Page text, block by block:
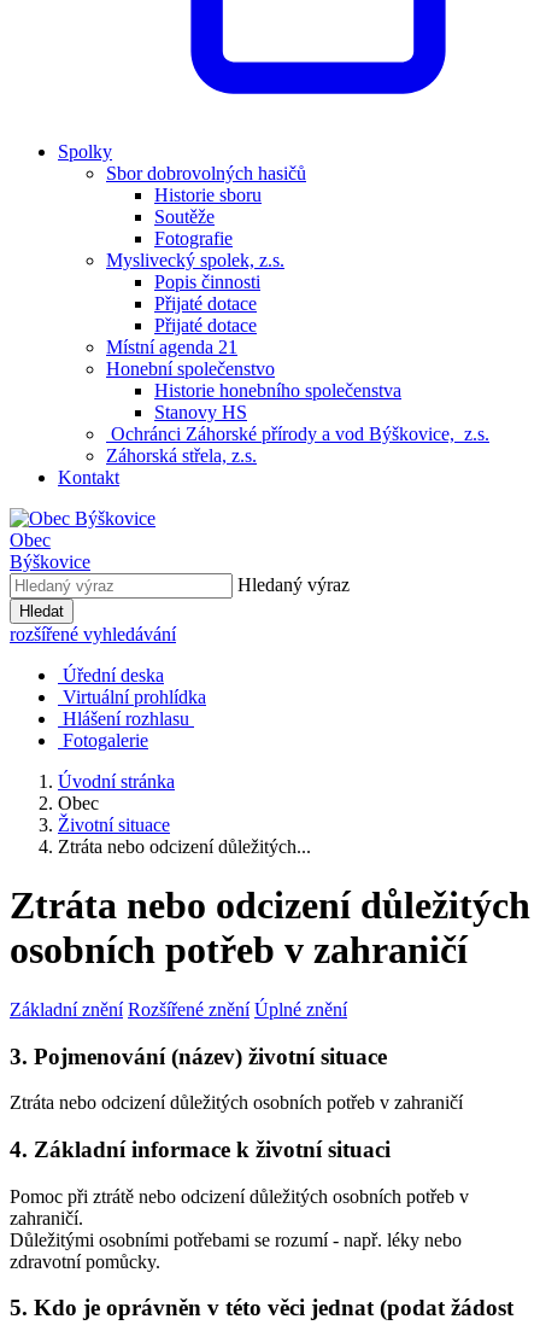
Spolky
Sbor dobrovolných hasičů
Historie sboru
Soutěže
Fotografie
Myslivecký spolek, z.s.
Popis činnosti
Přijaté dotace
Přijaté dotace
Místní agenda 21
Honební společenstvo
Historie honebního společenstva
Stanovy HS
Ochránci Záhorské přírody a vod Býškovice, z.s.
Záhorská střela, z.s.
Kontakt
Obec
Býškovice
Hledaný výraz
Hledat
rozšířené vyhledávání
Úřední deska
Virtuální prohlídka
Hlášení rozhlasu
Fotogalerie
Úvodní stránka
Obec
Životní situace
Ztráta nebo odcizení důležitých...
Ztráta nebo odcizení důležitých
osobních potřeb v zahraničí
Základní znění Rozšířené znění Úplné znění
3. Pojmenování (název) životní situace
Ztráta nebo odcizení důležitých osobních potřeb v zahraničí
4. Základní informace k životní situaci
Pomoc při ztrátě nebo odcizení důležitých osobních potřeb v
zahraničí.
Důležitými osobními potřebami se rozumí - např. léky nebo
zdravotní pomůcky.
5. Kdo je oprávněn v této věci jednat (podat žádost